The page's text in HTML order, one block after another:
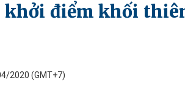
khởi điểm khối
2020 (GMT+7)